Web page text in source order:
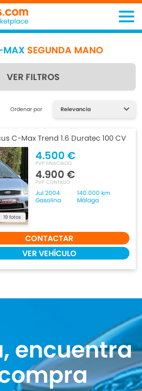
MAX SEGUNDA MANO
VER FILTROS
lo que estás
Ordenar por
C-Max Trend 1.6 Duratec 100 CV
19 fotos
4.500 €
PVP FINACIADO
4.900 €
PVP CONTADO
Jul 2004
140.000 km
Gasolina
Málaga
CONTACTAR
VER VEHÍCULO
encuentra